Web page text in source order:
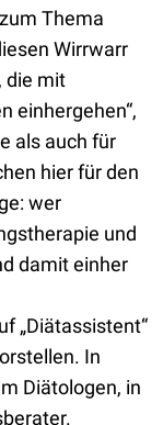
Thema
Wirrwarr
die mit
einhergehen“,
als auch für
hier für den
wer
und
damit einher
„Diätassistent“
In
Diätologen, in